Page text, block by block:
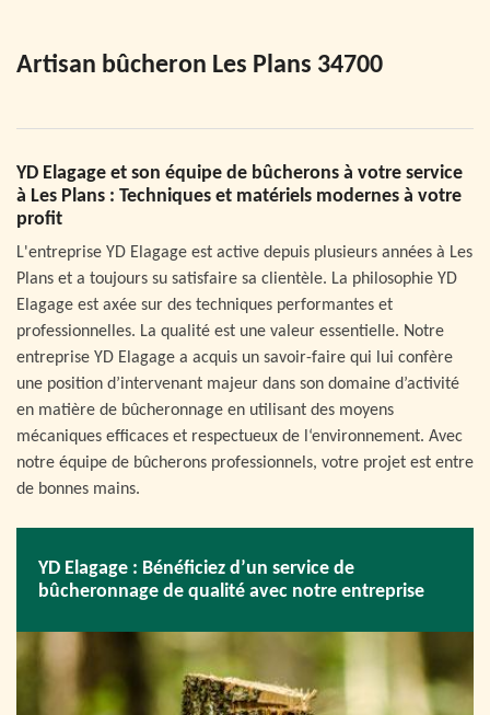
Artisan bûcheron Les Plans 34700
YD Elagage et son équipe de bûcherons à votre service
à Les Plans : Techniques et matériels modernes à votre
profit
L'entreprise YD Elagage est active depuis plusieurs années à Les
Plans et a toujours su satisfaire sa clientèle. La philosophie YD
Elagage est axée sur des techniques performantes et
professionnelles. La qualité est une valeur essentielle. Notre
entreprise YD Elagage a acquis un savoir-faire qui lui confère
une position d’intervenant majeur dans son domaine d’activité
en matière de bûcheronnage en utilisant des moyens
mécaniques efficaces et respectueux de l‘environnement. Avec
notre équipe de bûcherons professionnels, votre projet est entre
de bonnes mains.
YD Elagage : Bénéficiez d’un service de
bûcheronnage de qualité avec notre entreprise